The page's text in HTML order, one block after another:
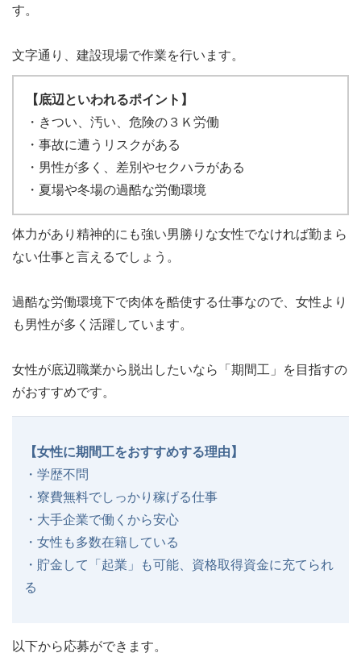
す。
文字通り、建設現場で作業を行います。
【底辺といわれるポイント】
・きつい、汚い、危険の３Ｋ労働
・事故に遭うリスクがある
・男性が多く、差別やセクハラがある
・夏場や冬場の過酷な労働環境
体力があり精神的にも強い男勝りな女性でなければ勤まら
ない仕事と言えるでしょう。
過酷な労働環境下で肉体を酷使する仕事なので、女性より
も男性が多く活躍しています。
女性が底辺職業から脱出したいなら「期間工」を目指すの
がおすすめです。
【女性に期間工をおすすめする理由】
・学歴不問
・寮費無料でしっかり稼げる仕事
・大手企業で働くから安心
・女性も多数在籍している
・貯金して「起業」も可能、資格取得資金に充てられ
る
以下から応募ができます。